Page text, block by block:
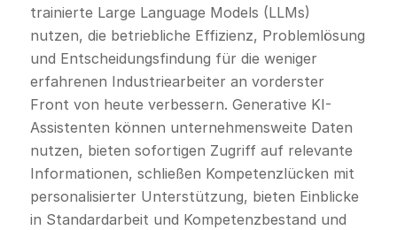
trainierte Large Language Models (LLMs)
nutzen, die betriebliche Effizienz, Problemlösung
und Entscheidungsfindung für die weniger
erfahrenen Industriearbeiter an vorderster
Front von heute verbessern. Generative KI-
Assistenten können unternehmensweite Daten
nutzen, bieten sofortigen Zugriff auf relevante
Informationen, schließen Kompetenzlücken mit
personalisierter Unterstützung, bieten Einblicke
in Standardarbeit und Kompetenzbestand und